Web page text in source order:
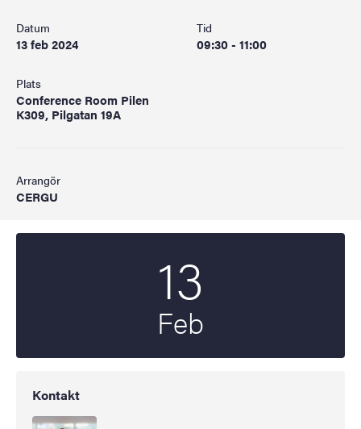
Datum
13 feb 2024
Tid
09:30 - 11:00
Plats
Conference Room Pilen
K309, Pilgatan 19A
Arrangör
CERGU
13
Feb
Kontakt